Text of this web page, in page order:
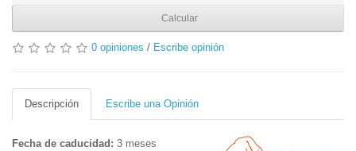
Calcular
0 opiniones / Escribe opinión
Descripción Escribe una Opinión
Fecha de caducidad: 3 meses